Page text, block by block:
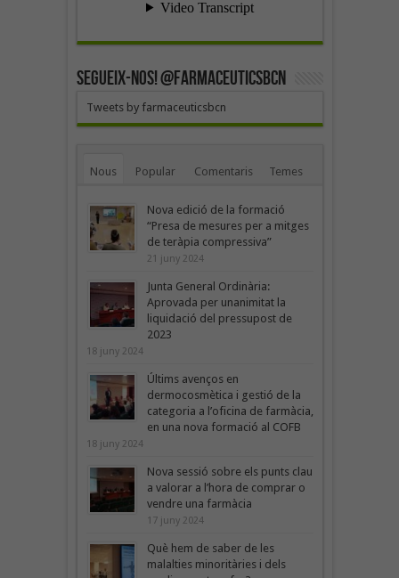
SEGUEIX-NOS! @farmaceuticsbcn
Tweets by farmaceuticsbcn
Nous Popular Comentaris Temes
Nova edició de la formació
“Presa de mesures per a mitges
de teràpia compressiva”
21 juny 2024
Junta General Ordinària:
Aprovada per unanimitat la
liquidació del pressupost de
2023
18 juny 2024
Últims avenços en
dermocosmètica i gestió de la
categoria a l’oficina de farmàcia,
en una nova formació al COFB
18 juny 2024
Nova sessió sobre els punts clau
a valorar a l’hora de comprar o
vendre una farmàcia
17 juny 2024
Què hem de saber de les
malalties minoritàries i dels